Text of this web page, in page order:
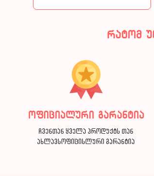
რატომ
ოფიციალური გარანტია
ჩვენთან ყველა პროდუქტს თან
ახლავსოფიცისლური გარანტია